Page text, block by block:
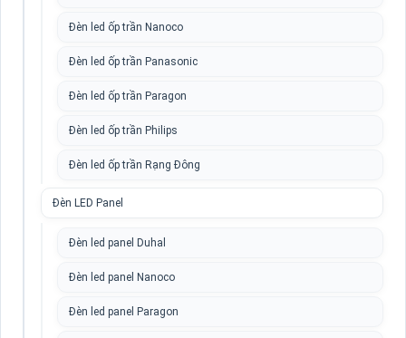
Đèn led ốp trần Nanoco
Đèn led ốp trần Panasonic
Đèn led ốp trần Paragon
Đèn led ốp trần Philips
Đèn led ốp trần Rạng Đông
Đèn LED Panel
Đèn led panel Duhal
Đèn led panel Nanoco
Đèn led panel Paragon